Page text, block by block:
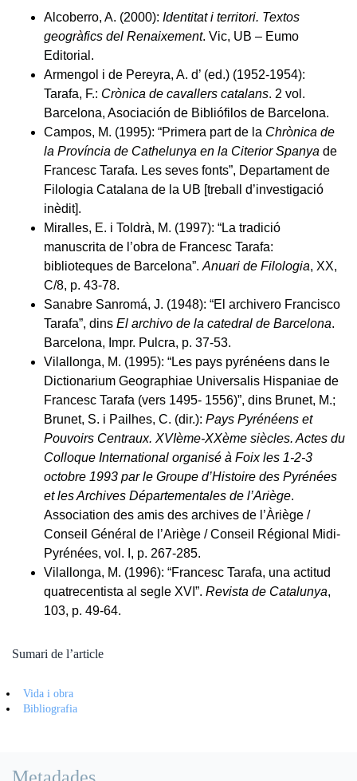
Alcoberro, A. (2000): Identitat i territori. Textos
geogràfics del Renaixement. Vic, UB – Eumo
Editorial.
Armengol i de Pereyra, A. d’ (ed.) (1952-1954):
Tarafa, F.: Crònica de cavallers catalans. 2 vol.
Barcelona, Asociación de Bibliófilos de Barcelona.
Campos, M. (1995): “Primera part de la Chrònica de
la Província de Cathelunya en la Citerior Spanya de
Francesc Tarafa. Les seves fonts”, Departament de
Filologia Catalana de la UB [treball d’investigació
inèdit].
Miralles, E. i Toldrà, M. (1997): “La tradició
manuscrita de l’obra de Francesc Tarafa:
biblioteques de Barcelona”. Anuari de Filologia, XX,
C/8, p. 43-78.
Sanabre Sanromá, J. (1948): “El archivero Francisco
Tarafa”, dins El archivo de la catedral de Barcelona.
Barcelona, Impr. Pulcra, p. 37-53.
Vilallonga, M. (1995): “Les pays pyrénéens dans le
Dictionarium Geographiae Universalis Hispaniae de
Francesc Tarafa (vers 1495- 1556)”, dins Brunet, M.;
Brunet, S. i Pailhes, C. (dir.): Pays Pyrénéens et
Pouvoirs Centraux. XVIème-XXème siècles. Actes du
Colloque International organisé à Foix les 1-2-3
octobre 1993 par le Groupe d’Histoire des Pyrénées
et les Archives Départementales de l’Ariège.
Association des amis des archives de l’Àriège /
Conseil Général de l’Ariège / Conseil Régional Midi-
Pyrénées, vol. I, p. 267-285.
Vilallonga, M. (1996): “Francesc Tarafa, una actitud
quatrecentista al segle XVI”. Revista de Catalunya,
103, p. 49-64.
Sumari de l’article
Vida i obra
Bibliografia
Metadades